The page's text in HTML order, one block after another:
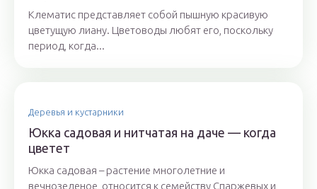
Клематис представляет собой пышную красивую
цветущую лиану. Цветоводы любят его, поскольку
период, когда...
Деревья и кустарники
Юкка садовая и нитчатая на даче — когда
цветет
Юкка садовая – растение многолетние и
вечнозеленое, относится к семейству Спаржевых и